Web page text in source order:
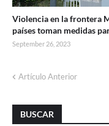
Violencia en la frontera
países toman medidas
September 26, 2023
Artículo Anterior
BUSCAR